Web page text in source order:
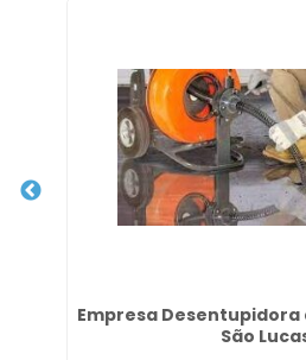
Empresa Desentupidora
São